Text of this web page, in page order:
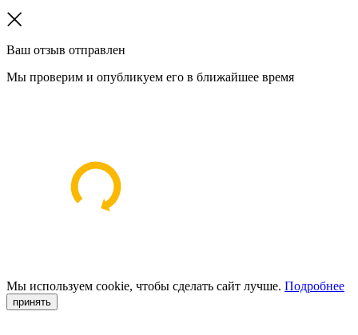
Ваш отзыв отправлен
Мы проверим и опубликуем его в ближайшее время
Мы используем cookie, чтобы сделать сайт лучше. Подробнее
принять